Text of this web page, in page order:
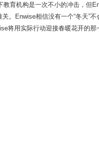
育机构是一次不小的冲击，但
。Enwise相信没有一个“冬天”不
将用实际行动迎接春暖花开的那